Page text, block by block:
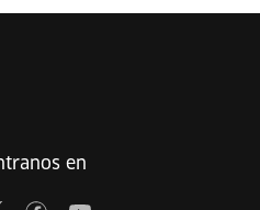
en